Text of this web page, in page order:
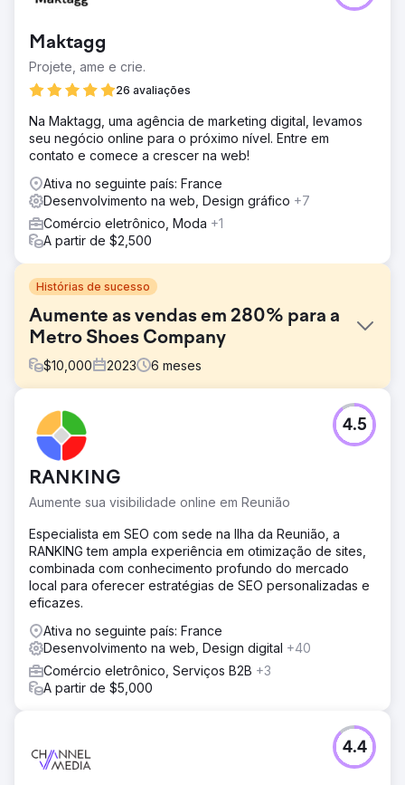
Maktagg
Projete, ame e crie.
26 avaliações
Na Maktagg, uma agência de marketing digital, levamos
seu negócio online para o próximo nível. Entre em
contato e comece a crescer na web!
Ativa no seguinte país: France
Desenvolvimento na web, Design gráfico +7
Comércio eletrônico, Moda +1
A partir de $2,500
Histórias de sucesso
Aumente as vendas em 280% para a
Metro Shoes Company
$10,000 2023 6 meses
Desafio
A empresa queria escalar e fazer crescer o seu negócio
online; no entanto, houve obstáculos que tornaram este
objectivo significativamente mais desafiante. Essas
limitações incluíam: Problemas com a estrutura de URL das
páginas de produtos causavam problemas de
indexação. Problema de velocidade da página
Solução
Para superar os desafios mencionados, foram
implementadas as seguintes soluções: SEO Técnico: SEO
Yodha realizou correções técnicas como Atualização do
arquivo Robots.txt, Esquemas, Sitemap e Otimização
Breadcrumb. Perguntas frequentes sobre otimização na
página Implementação de esquema Análise de lacunas
de conteúdo
Ao longo de 6 meses, SEO Yodha ajudou a Metro Shoes
a melhorar sua receita por meio de um canal orgânico. Os
resultados detalhados foram os seguintes: Receita
RANKING
Aumente sua visibilidade online em Reunião
4.5
Especialista em SEO com sede na Ilha da Reunião, a
RANKING tem ampla experiência em otimização de sites,
combinada com conhecimento profundo do mercado
local para oferecer estratégias de SEO personalizadas e
eficazes.
Ativa no seguinte país: France
Desenvolvimento na web, Design digital +40
Comércio eletrônico, Serviços B2B +3
A partir de $5,000
4.4